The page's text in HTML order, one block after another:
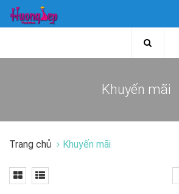
Khuyến mãi
Trang chủ Khuyến mãi